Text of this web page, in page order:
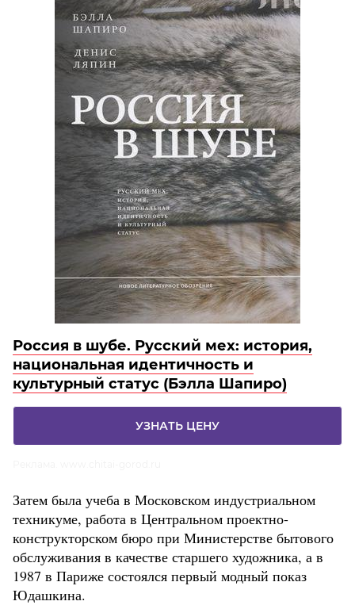
Россия в шубе. Русский мех: история,
национальная идентичность и
культурный статус (Бэлла Шапиро)
УЗНАТЬ ЦЕНУ
Затем была учеба в Московском индустриальном
техникуме, работа в Центральном проектно-
конструкторском бюро при Министерстве бытового
обслуживания в качестве старшего художника, а в
1987 в Париже состоялся первый модный показ
Юдашкина.